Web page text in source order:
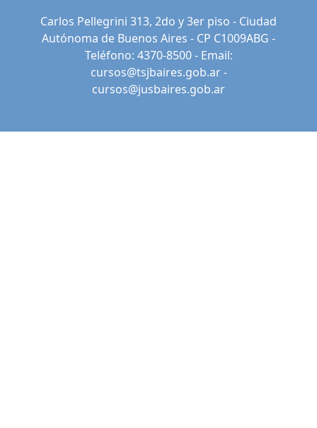
Carlos Pellegrini 313, 2do y 3er piso - Ciudad
Autónoma de Buenos Aires - CP C1009ABG -
Teléfono: 4370-8500 - Email:
cursos@tsjbaires.gob.ar-
cursos@jusbaires.gob.ar